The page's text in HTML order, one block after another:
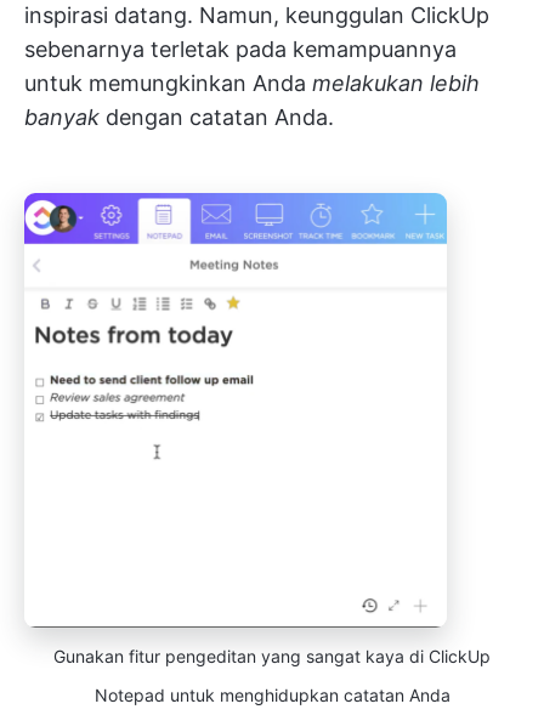
inspirasi datang. Namun, keunggulan ClickUp
sebenarnya terletak pada kemampuannya
untuk memungkinkan Anda melakukan lebih
banyak dengan catatan Anda.
Gunakan fitur pengeditan yang sangat kaya di ClickUp
Notepad untuk menghidupkan catatan Anda